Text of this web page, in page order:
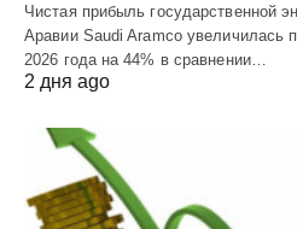
Чистая прибыль государственной
Аравии Saudi Aramco увеличилась
2026 года на 44% в сравнении…
2 дня ago